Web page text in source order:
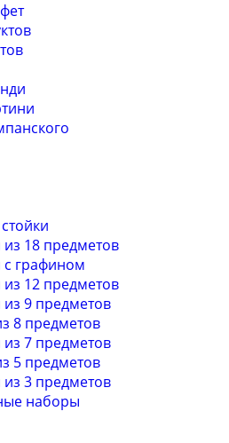
18 предметов
графином
12 предметов
9 предметов
8 предметов
7 предметов
5 предметов
3 предметов
наборы